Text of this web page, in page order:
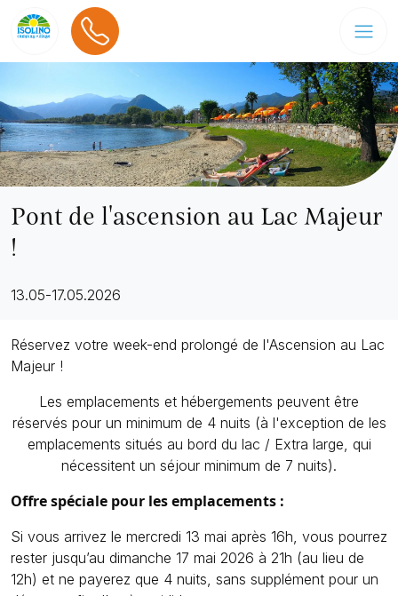
Pont de l'ascension au Lac Majeur
!
13.05-17.05.2026
Réservez votre week-end prolongé de l'Ascension au Lac
Majeur !
Les emplacements et hébergements peuvent être
réservés pour un minimum de 4 nuits (à l'exception de les
emplacements situés au bord du lac / Extra large, qui
nécessitent un séjour minimum de 7 nuits).
Offre spéciale pour les emplacements :
Si vous arrivez le mercredi 13 mai après 16h, vous pourrez
rester jusqu’au dimanche 17 mai 2026 à 21h (au lieu de
12h) et ne payerez que 4 nuits, sans supplément pour un